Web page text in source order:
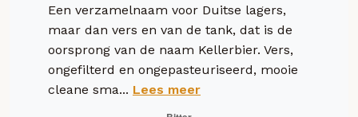
Een verzamelnaam voor Duitse lagers,
maar dan vers en van de tank, dat is de
oorsprong van de naam Kellerbier. Vers,
ongefilterd en ongepasteuriseerd, mooie
cleane sma... Lees meer